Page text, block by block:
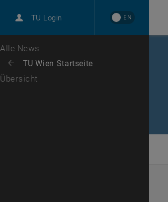
TU Login EN
Karriere
Zur 1. Menü Ebene
Alle News
Zurück: Subseiten von TU Wien Startseite auflisten
Zurück zur letzten Ebene:
TU Wien Startseite
Übersicht